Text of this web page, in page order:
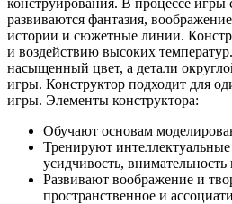
развиваются фантазия,
истории и сюжетные линии.
и воздействию высоких
насыщенный цвет, а детали
игры. Конструктор подходит для
игры. Элементы конструктора:
Обучают основам
Тренируют
усидчивость, внимательность
Развивают воображение и
пространственное и